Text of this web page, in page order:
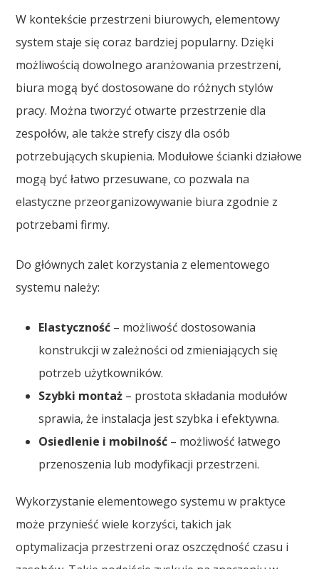
W kontekście przestrzeni biurowych, elementowy
system staje się coraz bardziej popularny. Dzięki
możliwością dowolnego aranżowania przestrzeni,
biura mogą być dostosowane do różnych stylów
pracy. Można tworzyć otwarte przestrzenie dla
zespołów, ale także strefy ciszy dla osób
potrzebujących skupienia. Modułowe ścianki działowe
mogą być łatwo przesuwane, co pozwala na
elastyczne przeorganizowywanie biura zgodnie z
potrzebami firmy.
Do głównych zalet korzystania z elementowego
systemu należy:
Elastyczność – możliwość dostosowania
konstrukcji w zależności od zmieniających się
potrzeb użytkowników.
Szybki montaż – prostota składania modułów
sprawia, że instalacja jest szybka i efektywna.
Osiedlenie i mobilność – możliwość łatwego
przenoszenia lub modyfikacji przestrzeni.
Wykorzystanie elementowego systemu w praktyce
może przynieść wiele korzyści, takich jak
optymalizacja przestrzeni oraz oszczędność czasu i